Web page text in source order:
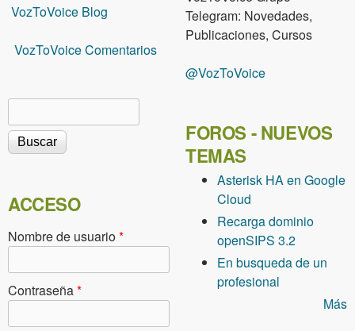
VozToVoice Blog
VozToVoice Comentarios
Formulario de búsqueda
ACCESO
Nombre de usuario*
Contraseña*
Telegram: Novedades,
Publicaciones, Cursos
@VozToVoice
FOROS - NUEVOS
TEMAS
Asterisk HA en Google
Cloud
Recarga dominio
openSIPS 3.2
En busqueda de un
profesional
Más